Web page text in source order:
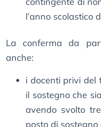
l’anno scolastico
La conferma da
anche:
i docenti privi del
il sostegno che
avendo svolto
posto di